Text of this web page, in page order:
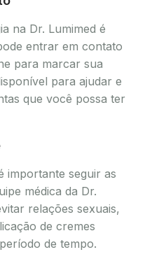
na Dr. Lumimed é
entrar em contato
para marcar sua
para ajudar e
que você possa ter
importante seguir as
médica da Dr.
relações sexuais,
de cremes
de tempo.